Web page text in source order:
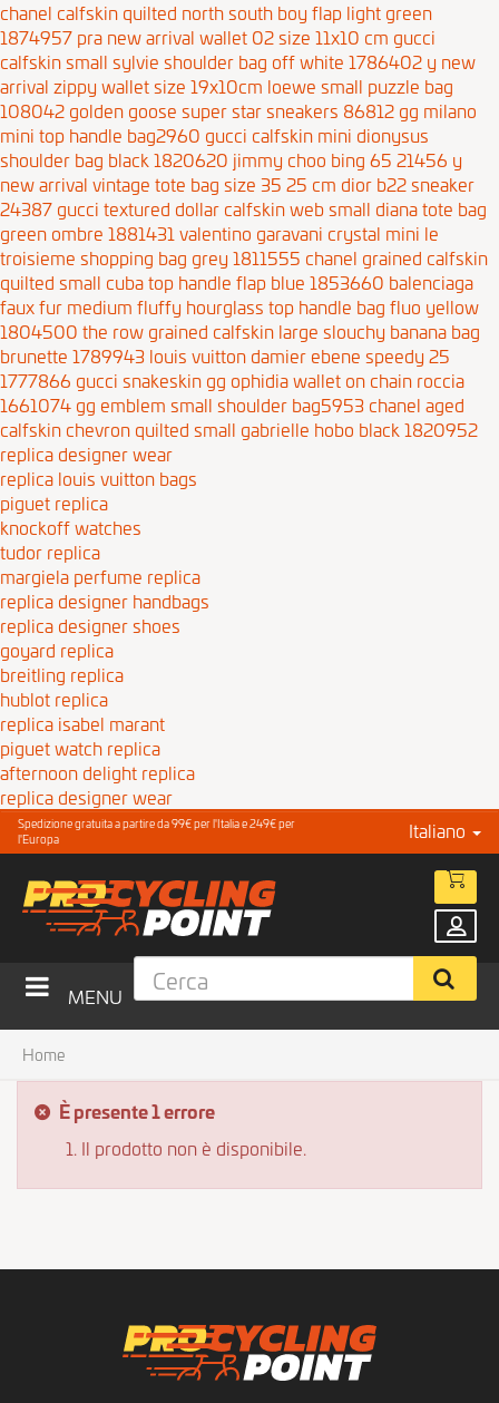
chanel calfskin quilted north south boy flap light green
1874957 pra new arrival wallet 02 size 11x10 cm gucci
calfskin small sylvie shoulder bag off white 1786402 y new
arrival zippy wallet size 19x10cm loewe small puzzle bag
108042 golden goose super star sneakers 86812 gg milano
mini top handle bag2960 gucci calfskin mini dionysus
shoulder bag black 1820620 jimmy choo bing 65 21456 y
new arrival vintage tote bag size 35 25 cm dior b22 sneaker
24387 gucci textured dollar calfskin web small diana tote bag
green ombre 1881431valentino garavani crystal mini le
troisieme shopping bag grey 1811555 chanel grained calfskin
quilted small cuba top handle flap blue 1853660 balenciaga
faux fur medium fluffy hourglass top handle bag fluo yellow
1804500 the row grained calfskin large slouchy banana bag
brunette 1789943 louis vuitton damier ebene speedy 25
1777866 gucci snakeskin gg ophidia wallet on chain roccia
1661074 gg emblem small shoulder bag5953 chanel aged
calfskin chevron quilted small gabrielle hobo black 1820952
replica designer wear
replica louis vuitton bags
piguet replica
knockoff watches
tudor replica
margiela perfume replica
replica designer handbags
replica designer shoes
goyard replica
breitling replica
hublot replica
replica isabel marant
piguet watch replica
afternoon delight replica
replica designer wear
Spedizione gratuita a partire da 99€ per l'Italia e 249€ per
l'Europa
Italiano
MENU
Home
È presente 1 errore
Il prodotto non è disponibile.